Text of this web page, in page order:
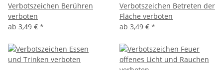
Verbotszeichen Berühren
verboten
ab 3,49 € *
Verbotszeichen Betreten der
Fläche verboten
ab 3,49 € *